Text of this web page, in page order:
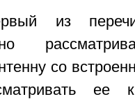
из
со